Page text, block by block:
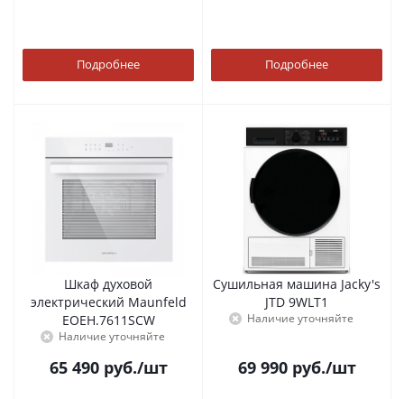
Подробнее Подробнее
Шкаф духовой
электрический Maunfeld
EOEH.7611SCW
Наличие уточняйте
65 490руб./шт
Сушильная машина Jacky's
JTD 9WLT1
Наличие уточняйте
69 990руб./шт